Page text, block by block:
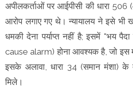
अपीलकर्ताओं पर आईपीसी की धारा
आरोप लगाए गए थे। न्यायालय ने इसे भी
धमकी देना पर्याप्त नहीं है; इसमें "भय
cause alarm) होना आवश्यक है, जो इस
इसके अलावा, धारा 34 (समान मंशा)
मिले।